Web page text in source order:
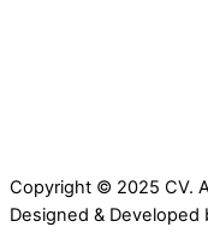
Copyright © 2025 CV.
Designed & Developed